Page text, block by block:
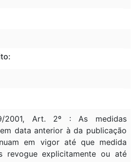
2001, Art. 2º : As medidas
data anterior à da publicação
em vigor até que medida
revogue explicitamente ou até